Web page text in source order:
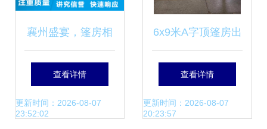
襄州盛宴，篷房相
助——九州婚庆助
力老河口市活动无
查看详情
更新时间：2026-08-07
23:52:02
6x9米A字顶篷房出
口澳大利亚的关键
要点与市场分析
查看详情
更新时间：2026-08-07
20:23:57